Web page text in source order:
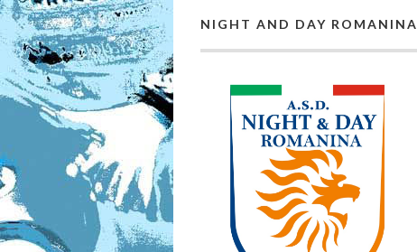
NIGHT AND DAY ROMANINA